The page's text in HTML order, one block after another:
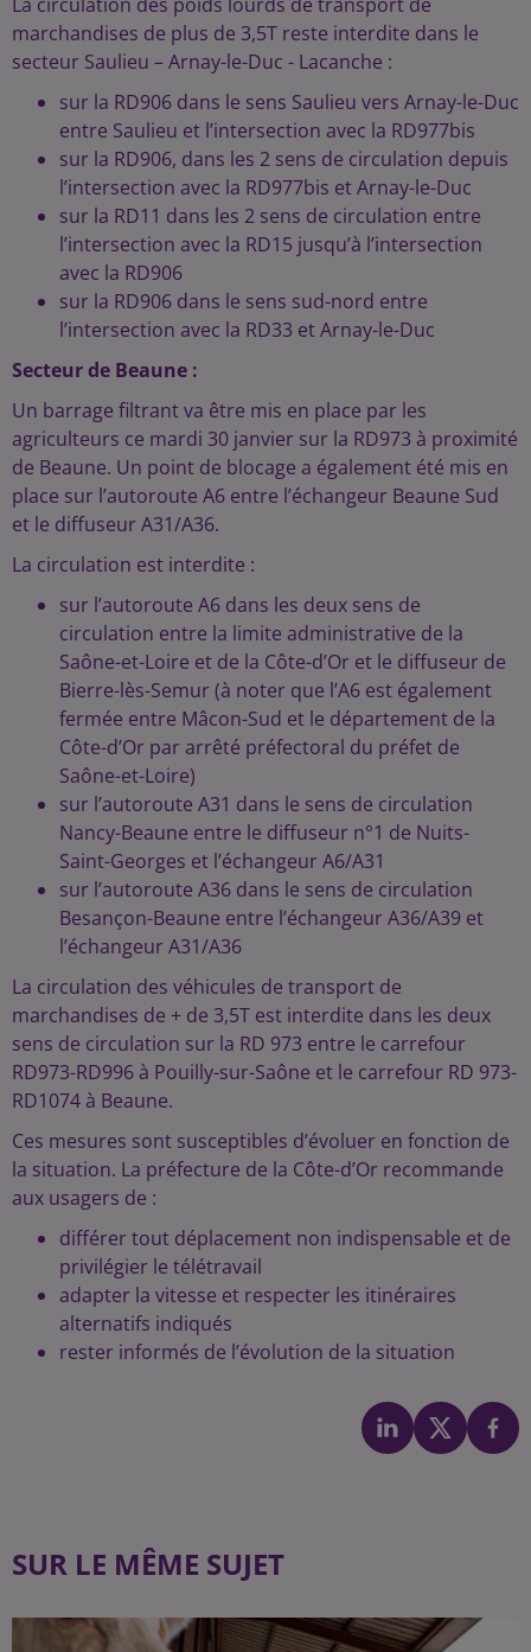
marchandises de plus de 3,5T reste interdite dans le
secteur Saulieu – Arnay-le-Duc - Lacanche :
sur la RD906 dans le sens Saulieu vers Arnay-le-Duc
entre Saulieu et l’intersection avec la RD977bis
sur la RD906, dans les 2 sens de circulation depuis
l’intersection avec la RD977bis et Arnay-le-Duc
sur la RD11 dans les 2 sens de circulation entre
l’intersection avec la RD15 jusqu’à l’intersection
avec la RD906
sur la RD906 dans le sens sud-nord entre
l’intersection avec la RD33 et Arnay-le-Duc
Secteur de Beaune :
Un barrage filtrant va être mis en place par les
agriculteurs ce mardi 30 janvier sur la RD973 à proximité
de Beaune. Un point de blocage a également été mis en
place sur l’autoroute A6 entre l’échangeur Beaune Sud
et le diffuseur A31/A36.
La circulation est interdite :
sur l’autoroute A6 dans les deux sens de
circulation entre la limite administrative de la
Saône-et-Loire et de la Côte-d’Or et le diffuseur de
Bierre-lès-Semur (à noter que l’A6 est également
fermée entre Mâcon-Sud et le département de la
Côte-d’Or par arrêté préfectoral du préfet de
Saône-et-Loire)
sur l’autoroute A31 dans le sens de circulation
Nancy-Beaune entre le diffuseur n°1 de Nuits-
Saint-Georges et l’échangeur A6/A31
sur l’autoroute A36 dans le sens de circulation
Besançon-Beaune entre l’échangeur A36/A39 et
l’échangeur A31/A36
La circulation des véhicules de transport de
marchandises de + de 3,5T est interdite dans les deux
sens de circulation sur la RD 973 entre le carrefour
RD973-RD996 à Pouilly-sur-Saône et le carrefour RD 973-
RD1074 à Beaune.
Ces mesures sont susceptibles d’évoluer en fonction de
la situation. La préfecture de la Côte-d’Or recommande
aux usagers de :
différer tout déplacement non indispensable et de
privilégier le télétravail
adapter la vitesse et respecter les itinéraires
alternatifs indiqués
rester informés de l’évolution de la situation
SUR LE MÊME SUJET